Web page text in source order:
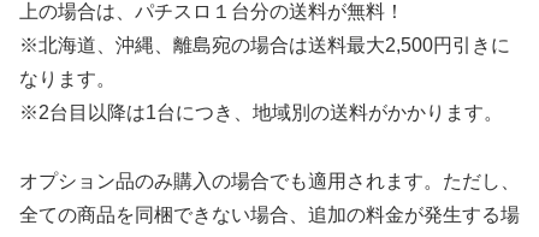
上の場合は、パチスロ１台分の送料が無料！
※北海道、沖縄、離島宛の場合は送料最大2,500円引きに
なります。
※2台目以降は1台につき、地域別の送料がかかります。
オプション品のみ購入の場合でも適用されます。ただし、
全ての商品を同梱できない場合、追加の料金が発生する場